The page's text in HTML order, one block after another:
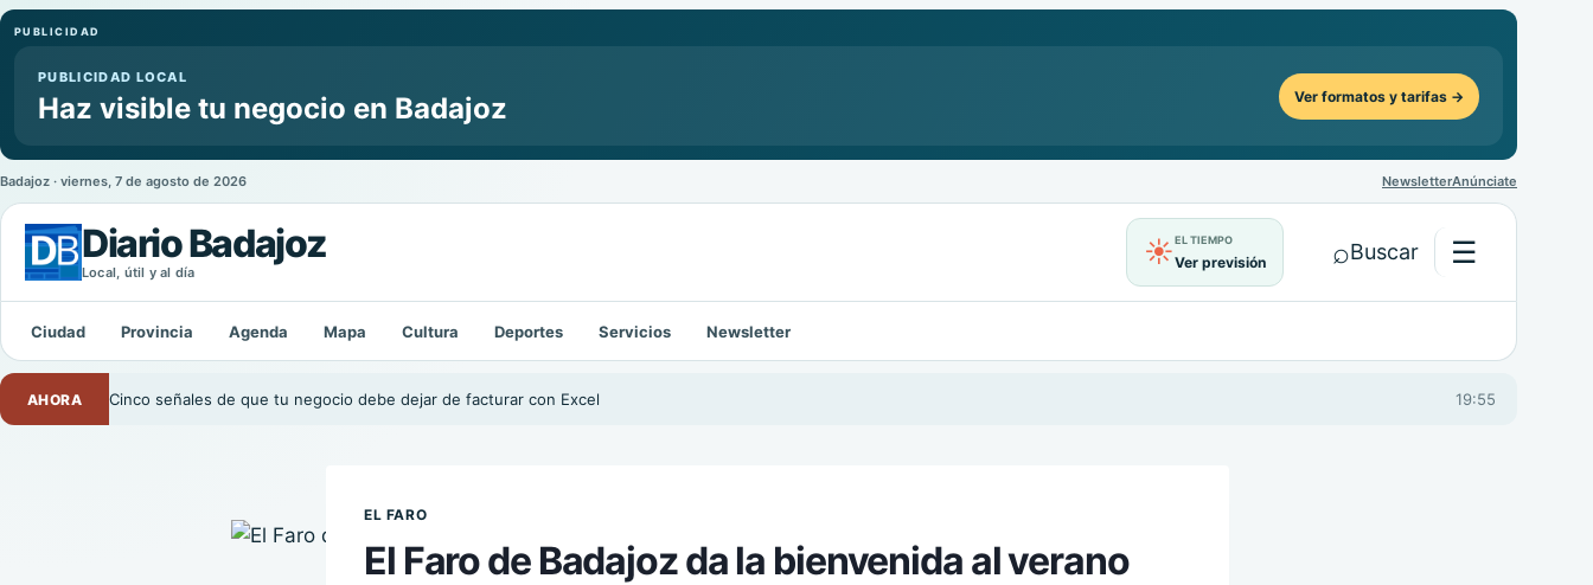
PUBLICIDAD
PUBLICIDAD LOCAL
Haz visible tu negocio en Badajoz Ver formatos y tarifas →
Badajoz · viernes, 7 de agosto de 2026 NewsletterAnúnciate
Diario Badajoz
Local, útil y al día
☀EL TIEMPO
Ver previsión ⌕Buscar ☰Abrir menú
Buscar:
Ciudad Provincia Agenda Mapa Cultura Deportes Servicios Newsletter
AHORA Cinco señales de que tu negocio debe dejar de facturar con Excel 19:55
EL FARO
El Faro de Badajoz da la bienvenida al verano